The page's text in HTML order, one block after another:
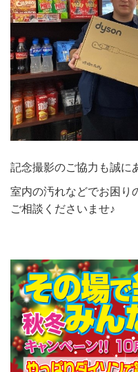
記念撮影のご協力も誠に
室内の汚れなどでお困り
ご相談くださいませ♪